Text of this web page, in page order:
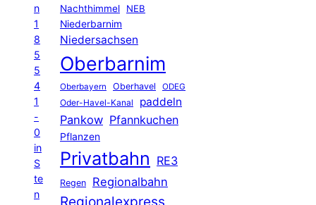
n
1
8
5
5
4
1
-
0
in
S
te
n
Nachthimmel
NEB
Niederbarnim
Niedersachsen
Oberbarnim
Oberbayern Oberhavel ODEG
Oder-Havel-Kanal paddeln
Pankow Pfannkuchen
Pflanzen
Privatbahn RE3
Regen Regionalbahn